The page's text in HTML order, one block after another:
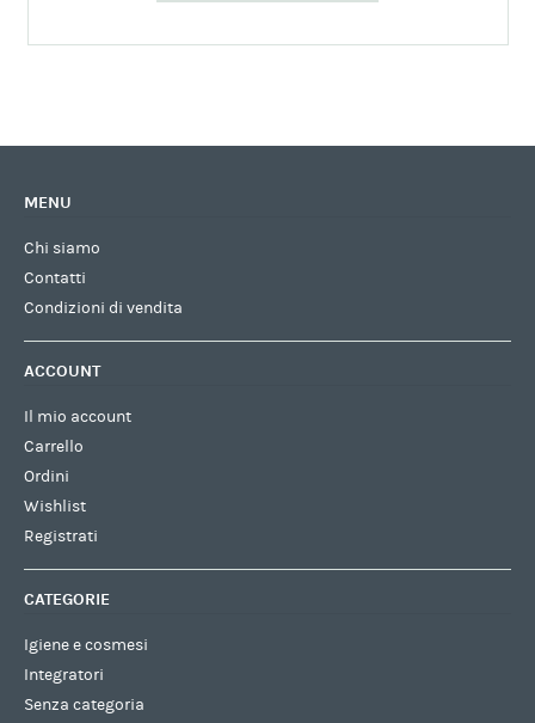
MENU
Chi siamo
Contatti
Condizioni di vendita
ACCOUNT
Il mio account
Carrello
Ordini
Wishlist
Registrati
CATEGORIE
Igiene e cosmesi
Integratori
Senza categoria